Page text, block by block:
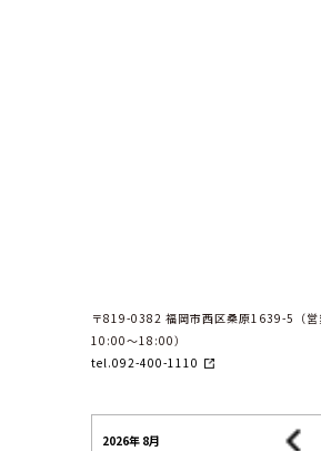
〒819-0382 福岡市西区桑原1639-5（営
10:00〜18:00）
tel.092-400-1110
2026年 8月